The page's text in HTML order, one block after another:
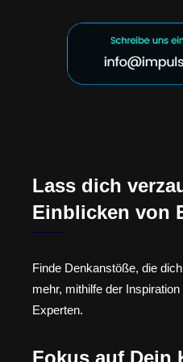
Lass dich
Einblicken von
Finde Denkanstöße, die
mehr, mithilfe der
Experten.
Fokus auf Dein